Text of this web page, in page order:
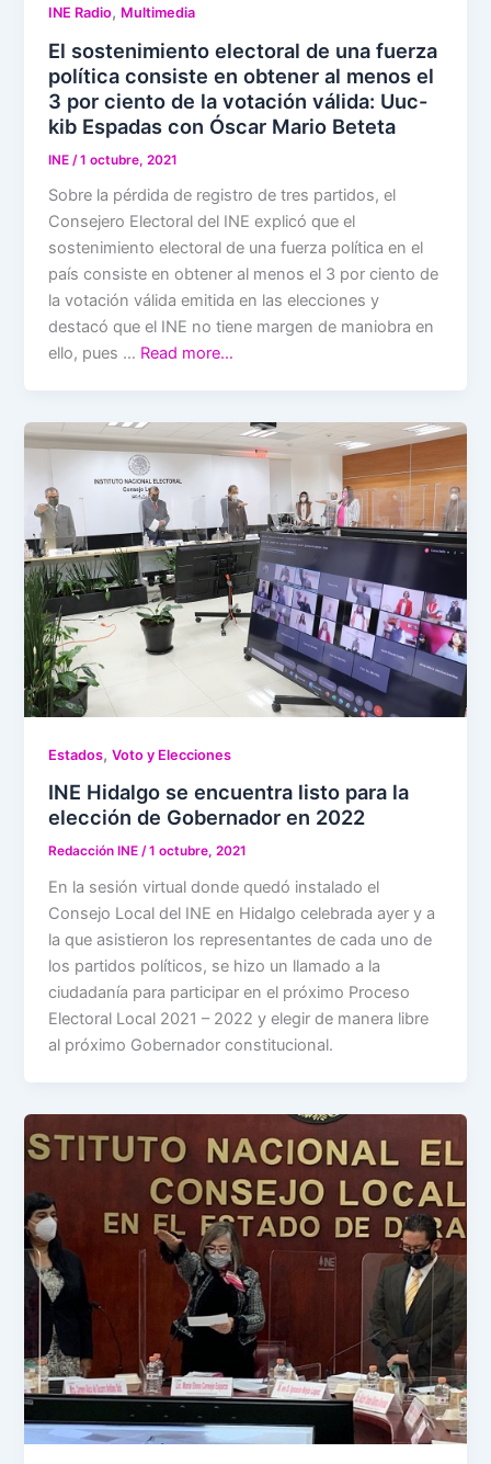
INE Radio, Multimedia
El sostenimiento electoral de una fuerza
política consiste en obtener al menos el
3 por ciento de la votación válida: Uuc-
kib Espadas con Óscar Mario Beteta
INE /1 octubre, 2021
Sobre la pérdida de registro de tres partidos, el
Consejero Electoral del INE explicó que el
sostenimiento electoral de una fuerza política en el
país consiste en obtener al menos el 3 por ciento de
la votación válida emitida en las elecciones y
destacó que el INE no tiene margen de maniobra en
ello, pues … Read more…
Estados,Voto y Elecciones
INE Hidalgo se encuentra listo para la
elección de Gobernador en 2022
Redacción INE/1 octubre, 2021
En la sesión virtual donde quedó instalado el
Consejo Local del INE en Hidalgo celebrada ayer y a
la que asistieron los representantes de cada uno de
los partidos políticos, se hizo un llamado a la
ciudadanía para participar en el próximo Proceso
Electoral Local 2021 – 2022 y elegir de manera libre
al próximo Gobernador constitucional.